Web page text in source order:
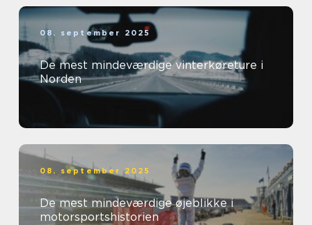
08. september 2025
De mest mindeværdige vinterkøreture i
Norden
08. september 2025
De mest mindeværdige øjeblikke i
motorsportshistorien